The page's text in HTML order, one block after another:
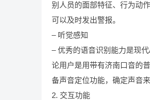
别人员的面部特征、行为动
可以及时发出警报。
– 听觉感知
– 优秀的语音识别能力是现
论用户是用带有济南口音的
备声音定位功能，确定声音
2. 交互功能